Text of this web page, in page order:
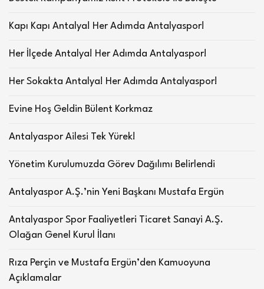
Kapı Kapı Antalya! Her Adımda Antalyaspor!
Her İlçede Antalya! Her Adımda Antalyaspor!
Her Sokakta Antalya! Her Adımda Antalyaspor!
Evine Hoş Geldin Bülent Korkmaz
Antalyaspor Ailesi Tek Yürek!
Yönetim Kurulumuzda Görev Dağılımı Belirlendi
Antalyaspor A.Ş.’nin Yeni Başkanı Mustafa Ergün
Antalyaspor Spor Faaliyetleri Ticaret Sanayi A.Ş.
Olağan Genel Kurul İlanı
Rıza Perçin ve Mustafa Ergün’den Kamuoyuna
Açıklamalar